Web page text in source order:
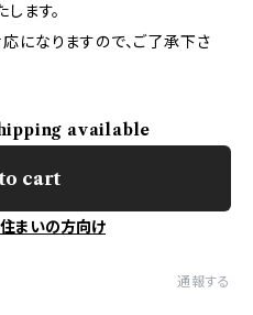
ます。
になりますので、ご了承下さ
available
cart
まいの方向け
通報する